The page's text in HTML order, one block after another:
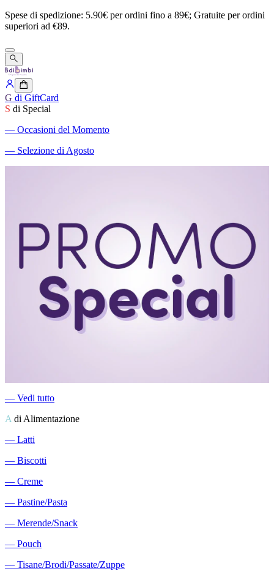
Spese di spedizione: 5.90€ perordini fino a 89€; Gratuite perordini
superiori ad €89.
G di GiftCard
S di Special
― Occasioni del Momento
― Selezione di Agosto
― Vedi tutto
A di Alimentazione
― Latti
― Biscotti
― Creme
― Pastine/Pasta
― Merende/Snack
― Pouch
― Tisane/Brodi/Passate/Zuppe